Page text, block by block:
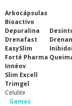
Arkocápsulas
Bioactivo
Depuralina
Drenafast
EasySlim
Forté Pharma
Innéov
Slim Excell
Trimgel
Celulite
Gamas